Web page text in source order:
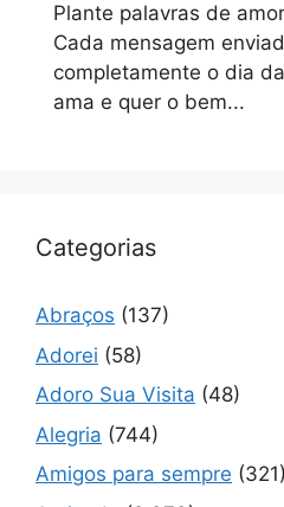
Plante palavras de
Cada mensagem
completamente o dia
ama e quer o bem...
Categorias
Abraços (137)
Adorei (58)
Adoro Sua Visita (48)
Alegria (744)
Amigos para sempre (321)